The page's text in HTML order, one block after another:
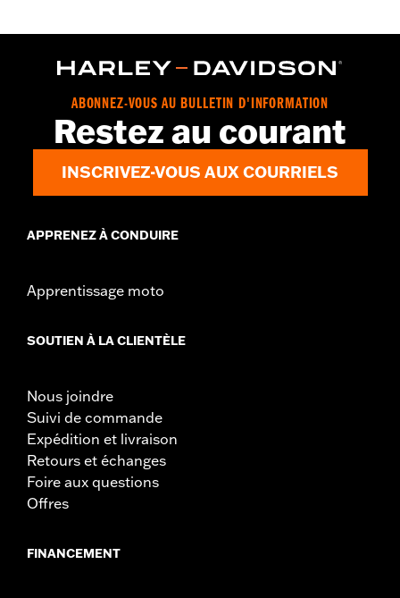
ABONNEZ-VOUS AU BULLETIN D'INFORMATION
Restez au courant
INSCRIVEZ-VOUS AUX COURRIELS
APPRENEZ À CONDUIRE
Apprentissage moto
SOUTIEN À LA CLIENTÈLE
Nous joindre
Suivi de commande
Expédition et livraison
Retours et échanges
Foire aux questions
Offres
FINANCEMENT